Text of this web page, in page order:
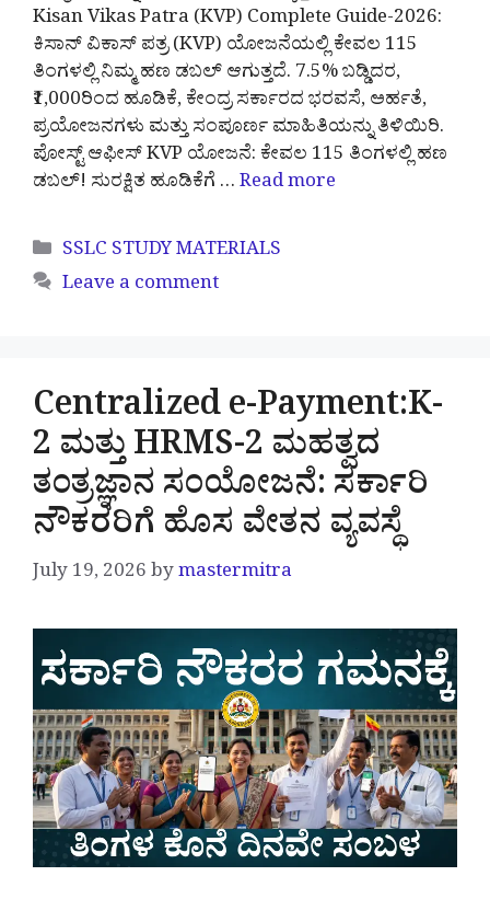
Kisan Vikas Patra (KVP) Complete Guide-2026:
ಕಿಸಾನ್ ವಿಕಾಸ್ ಪತ್ರ (KVP) ಯೋಜನೆಯಲ್ಲಿ ಕೇವಲ 115
ತಿಂಗಳಲ್ಲಿ ನಿಮ್ಮ ಹಣ ಡಬಲ್ ಆಗುತ್ತದೆ. 7.5% ಬಡ್ಡಿದರ,
₹1,000ರಿಂದ ಹೂಡಿಕೆ, ಕೇಂದ್ರ ಸರ್ಕಾರದ ಭರವಸೆ, ಅರ್ಹತೆ,
ಪ್ರಯೋಜನಗಳು ಮತ್ತು ಸಂಪೂರ್ಣ ಮಾಹಿತಿಯನ್ನು ತಿಳಿಯಿರಿ.
ಪೋಸ್ಟ್ ಆಫೀಸ್ KVP ಯೋಜನೆ: ಕೇವಲ 115 ತಿಂಗಳಲ್ಲಿ ಹಣ
ಡಬಲ್! ಸುರಕ್ಷಿತ ಹೂಡಿಕೆಗೆ …Read more
Categories
SSLC STUDY MATERIALS
Leave a comment
Centralized e-Payment:K-
2 ಮತ್ತು HRMS-2 ಮಹತ್ವದ
ತಂತ್ರಜ್ಞಾನ ಸಂಯೋಜನೆ: ಸರ್ಕಾರಿ
ನೌಕರರಿಗೆ ಹೊಸ ವೇತನ ವ್ಯವಸ್ಥೆ
July 19, 2026bymastermitra